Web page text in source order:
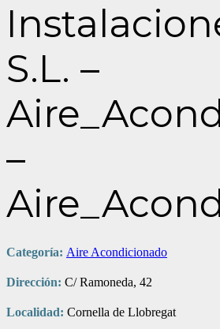
S.L. –
–
Categoría: Aire Acondicionado
Dirección: C/ Ramoneda, 42
Localidad: Cornella de Llobregat